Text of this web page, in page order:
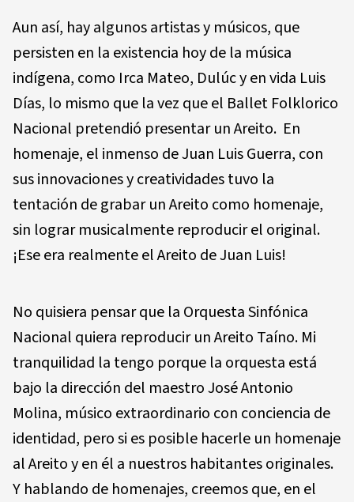
Aun así, hay algunos artistas y músicos, que
persisten en la existencia hoy de la música
indígena, como Irca Mateo, Dulúc y en vida Luis
Días, lo mismo que la vez que el Ballet Folklorico
Nacional pretendió presentar un Areito. En
homenaje, el inmenso de Juan Luis Guerra, con
sus innovaciones y creatividades tuvo la
tentación de grabar un Areito como homenaje,
sin lograr musicalmente reproducir el original.
¡Ese era realmente el Areito de Juan Luis!
No quisiera pensar que la Orquesta Sinfónica
Nacional quiera reproducir un Areito Taíno. Mi
tranquilidad la tengo porque la orquesta está
bajo la dirección del maestro José Antonio
Molina, músico extraordinario con conciencia de
identidad, pero si es posible hacerle un homenaje
al Areito y en él a nuestros habitantes originales.
Y hablando de homenajes, creemos que, en el